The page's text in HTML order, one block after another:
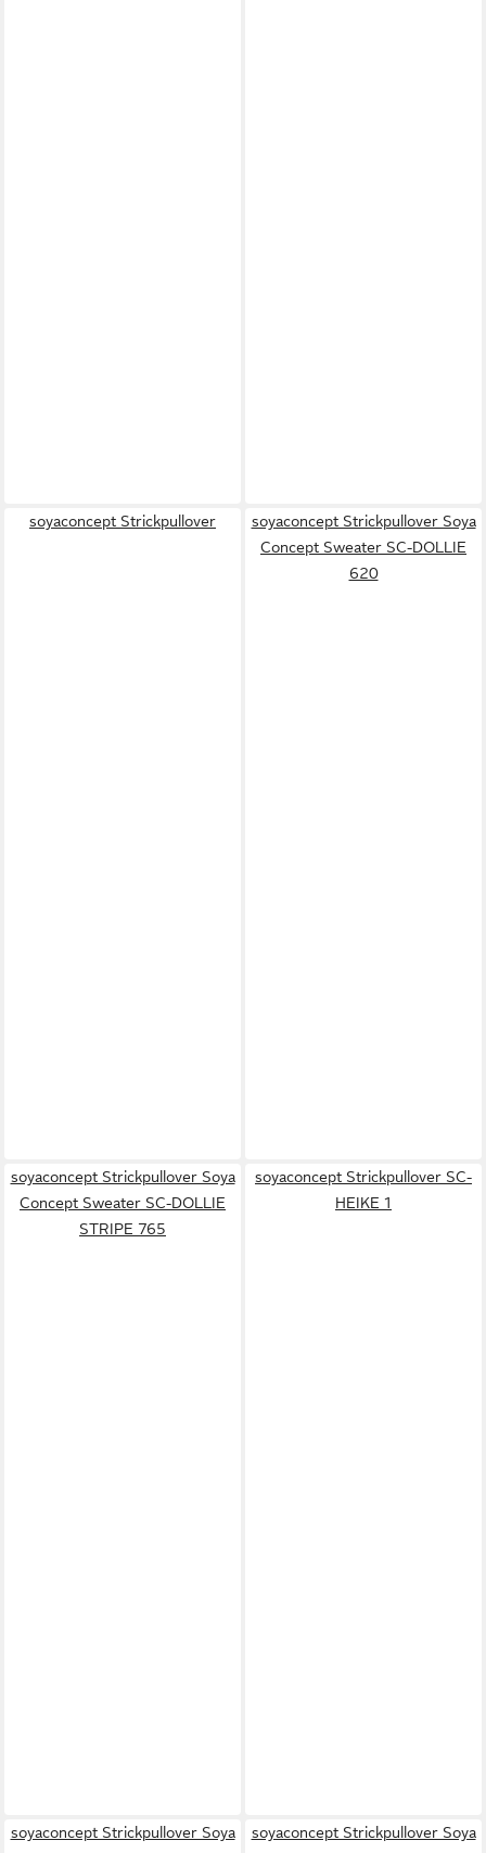
soyaconcept Strickpullover
soyaconcept Strickpullover Soya
Concept Sweater SC-DOLLIE
620
soyaconcept Strickpullover Soya
Concept Sweater SC-DOLLIE
STRIPE 765
soyaconcept Strickpullover SC-
HEIKE 1
soyaconcept Strickpullover Soya
soyaconcept Strickpullover Soya